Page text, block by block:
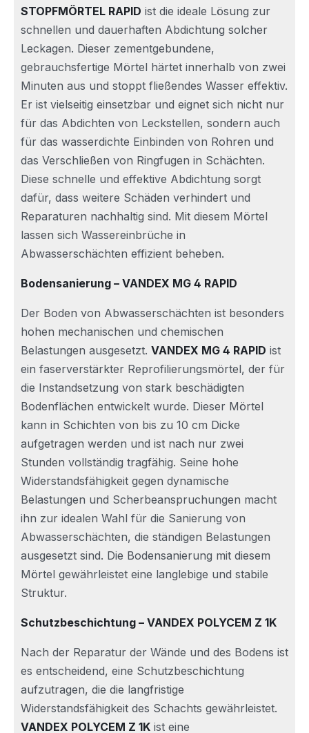
STOPFMÖRTEL RAPID ist die ideale Lösung zur
schnellen und dauerhaften Abdichtung solcher
Leckagen. Dieser zementgebundene,
gebrauchsfertige Mörtel härtet innerhalb von zwei
Minuten aus und stoppt fließendes Wasser effektiv.
Er ist vielseitig einsetzbar und eignet sich nicht nur
für das Abdichten von Leckstellen, sondern auch
für das wasserdichte Einbinden von Rohren und
das Verschließen von Ringfugen in Schächten.
Diese schnelle und effektive Abdichtung sorgt
dafür, dass weitere Schäden verhindert und
Reparaturen nachhaltig sind. Mit diesem Mörtel
lassen sich Wassereinbrüche in
Abwasserschächten effizient beheben.
Bodensanierung – VANDEX MG 4 RAPID
Der Boden von Abwasserschächten ist besonders
hohen mechanischen und chemischen
Belastungen ausgesetzt. VANDEX MG 4 RAPID ist
ein faserverstärkter Reprofilierungsmörtel, der für
die Instandsetzung von stark beschädigten
Bodenflächen entwickelt wurde. Dieser Mörtel
kann in Schichten von bis zu 10 cm Dicke
aufgetragen werden und ist nach nur zwei
Stunden vollständig tragfähig. Seine hohe
Widerstandsfähigkeit gegen dynamische
Belastungen und Scherbeanspruchungen macht
ihn zur idealen Wahl für die Sanierung von
Abwasserschächten, die ständigen Belastungen
ausgesetzt sind. Die Bodensanierung mit diesem
Mörtel gewährleistet eine langlebige und stabile
Struktur.
Schutzbeschichtung – VANDEX POLYCEM Z 1K
Nach der Reparatur der Wände und des Bodens ist
es entscheidend, eine Schutzbeschichtung
aufzutragen, die die langfristige
Widerstandsfähigkeit des Schachts gewährleistet.
VANDEX POLYCEM Z 1K ist eine